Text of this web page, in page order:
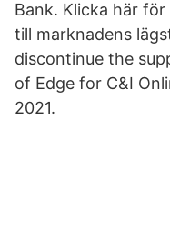
Bank. Klicka här
till marknadens
discontinue the
of Edge for C&I
2021.